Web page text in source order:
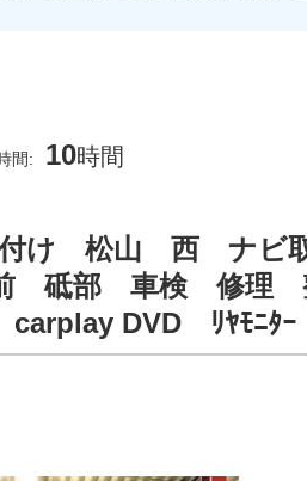
間: 10時間
け 松山 西 ナビ
砥部 車検 修理
DVD ﾘﾔﾓﾆﾀｰ